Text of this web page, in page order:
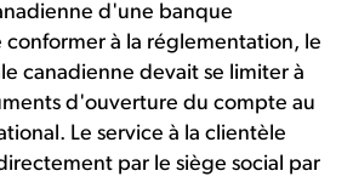
d'une banque
conformer à la réglementation, le
canadienne devait se limiter à
d'ouverture du compte au
Le service à la clientèle
par le siège social par